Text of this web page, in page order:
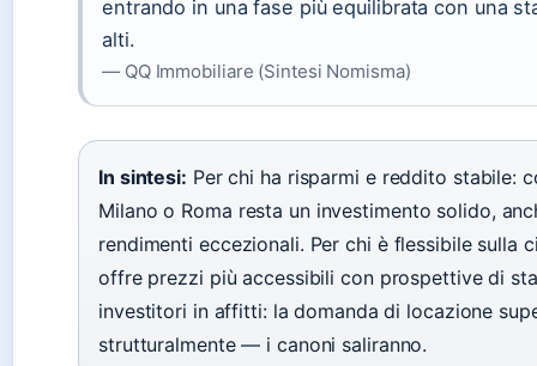
entrando in una fase più equilibrata con una
alti.
— QQ Immobiliare (Sintesi Nomisma)
In sintesi: Per chi ha risparmi e reddito stabile:
Milano o Roma resta un investimento solido,
rendimenti eccezionali. Per chi è flessibile sulla
offre prezzi più accessibili con prospettive di
investitori in affitti: la domanda di locazione
strutturalmente — i canoni saliranno.